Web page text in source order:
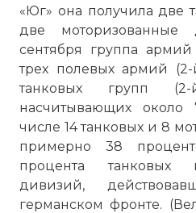
«Юг» она получила две
две
сентября группа
трех полевых армий
танковых групп
насчитывающих
числе 14 танковых и 8
примерно 38
процента танковых
дивизий,
германском фронте.